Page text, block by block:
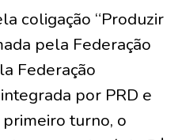
coligação “Produzir
pela Federação
Federação
por PRD e
turno, o